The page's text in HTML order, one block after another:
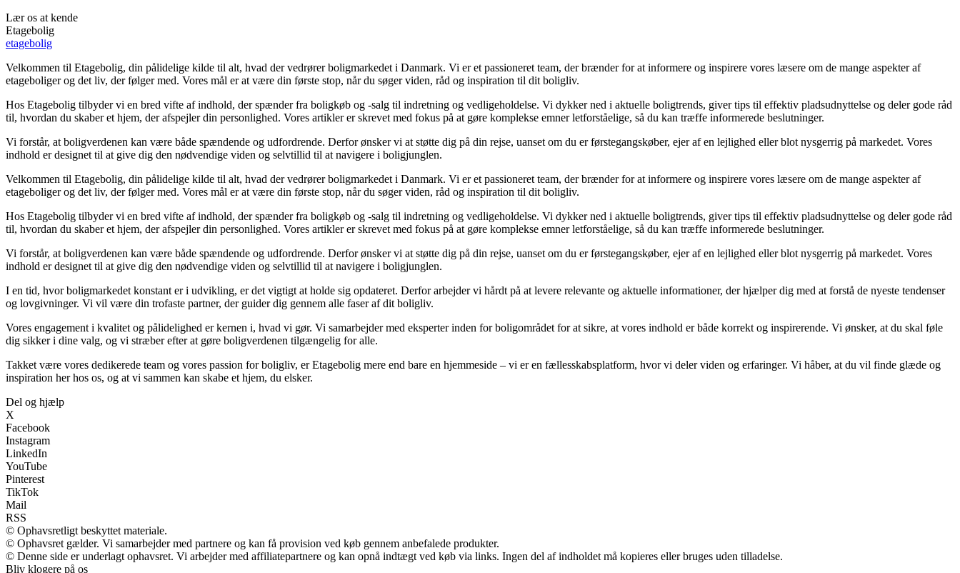
Lær os at kende
Etagebolig
etagebolig
Velkommen til Etagebolig, din pålidelige kilde til alt, hvad der vedrører boligmarkedet i Danmark. Vi er et passioneret team, der brænder for at informere og inspirere vores læsere om de mange aspekter af
etageboliger og det liv, der følger med. Vores mål er at være din første stop, når du søger viden, råd og inspiration til dit boligliv.
Hos Etagebolig tilbyder vi en bred vifte af indhold, der spænder fra boligkøb og -salg til indretning og vedligeholdelse. Vi dykker ned i aktuelle boligtrends, giver tips til effektiv pladsudnyttelse og deler gode råd
til, hvordan du skaber et hjem, der afspejler din personlighed. Vores artikler er skrevet med fokus på at gøre komplekse emner letforståelige, så du kan træffe informerede beslutninger.
Vi forstår, at boligverdenen kan være både spændende og udfordrende. Derfor ønsker vi at støtte dig på din rejse, uanset om du er førstegangskøber, ejer af en lejlighed eller blot nysgerrig på markedet. Vores
indhold er designet til at give dig den nødvendige viden og selvtillid til at navigere i boligjunglen.
Velkommen til Etagebolig, din pålidelige kilde til alt, hvad der vedrører boligmarkedet i Danmark. Vi er et passioneret team, der brænder for at informere og inspirere vores læsere om de mange aspekter af
etageboliger og det liv, der følger med. Vores mål er at være din første stop, når du søger viden, råd og inspiration til dit boligliv.
Hos Etagebolig tilbyder vi en bred vifte af indhold, der spænder fra boligkøb og -salg til indretning og vedligeholdelse. Vi dykker ned i aktuelle boligtrends, giver tips til effektiv pladsudnyttelse og deler gode råd
til, hvordan du skaber et hjem, der afspejler din personlighed. Vores artikler er skrevet med fokus på at gøre komplekse emner letforståelige, så du kan træffe informerede beslutninger.
Vi forstår, at boligverdenen kan være både spændende og udfordrende. Derfor ønsker vi at støtte dig på din rejse, uanset om du er førstegangskøber, ejer af en lejlighed eller blot nysgerrig på markedet. Vores
indhold er designet til at give dig den nødvendige viden og selvtillid til at navigere i boligjunglen.
I en tid, hvor boligmarkedet konstant er i udvikling, er det vigtigt at holde sig opdateret. Derfor arbejder vi hårdt på at levere relevante og aktuelle informationer, der hjælper dig med at forstå de nyeste tendenser
og lovgivninger. Vi vil være din trofaste partner, der guider dig gennem alle faser af dit boligliv.
Vores engagement i kvalitet og pålidelighed er kernen i, hvad vi gør. Vi samarbejder med eksperter inden for boligområdet for at sikre, at vores indhold er både korrekt og inspirerende. Vi ønsker, at du skal føle
dig sikker i dine valg, og vi stræber efter at gøre boligverdenen tilgængelig for alle.
Takket være vores dedikerede team og vores passion for boligliv, er Etagebolig mere end bare en hjemmeside – vi er en fællesskabsplatform, hvor vi deler viden og erfaringer. Vi håber, at du vil finde glæde og
inspiration her hos os, og at vi sammen kan skabe et hjem, du elsker.
Del og hjælp
X
Facebook
Instagram
LinkedIn
YouTube
Pinterest
TikTok
Mail
RSS
© Ophavsretligt beskyttet materiale.
© Ophavsret gælder. Vi samarbejder med partnere og kan få provision ved køb gennem anbefalede produkter.
© Denne side er underlagt ophavsret. Vi arbejder med affiliatepartnere og kan opnå indtægt ved køb via links. Ingen del af indholdet må kopieres eller bruges uden tilladelse.
Bliv klogere på os